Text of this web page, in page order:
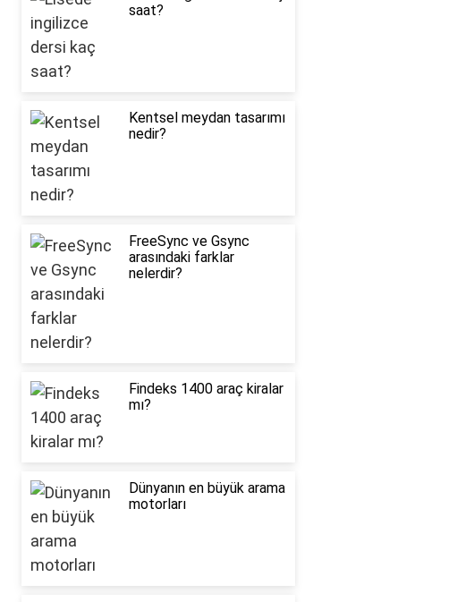
saat?
Kentsel meydan tasarımı
nedir?
FreeSync ve Gsync
arasındaki farklar
nelerdir?
Findeks 1400 araç kiralar
mı?
Dünyanın en büyük arama
motorları